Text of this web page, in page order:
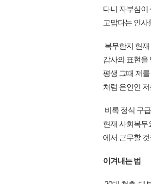
다니 자부심이
고맙다는 인사
복무한지 현
감사의 표현을
평생 그때 저
처럼 은인인
비록 정식 구
현재 사회복무
에서 근무할
이겨내는 법